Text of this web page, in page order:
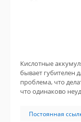
Кислотные
бывает губителен
проблема, что
что одинаково
Постоянная